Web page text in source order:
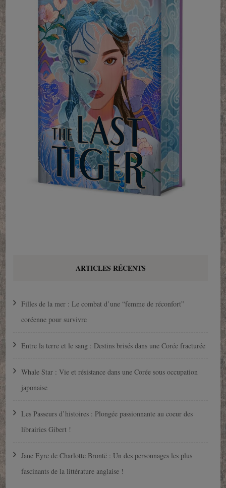
ARTICLES RÉCENTS
Filles de la mer : Le combat d’une “femme de réconfort”
coréenne pour survivre
Entre la terre et le sang : Destins brisés dans une Corée fracturée
Whale Star : Vie et résistance dans une Corée sous occupation
japonaise
Les Passeurs d’histoires : Plongée passionnante au coeur des
librairies Gibert !
Jane Eyre de Charlotte Brontë : Un des personnages les plus
fascinants de la littérature anglaise !